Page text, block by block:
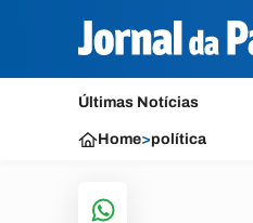
Últimas Notícias
Home>política